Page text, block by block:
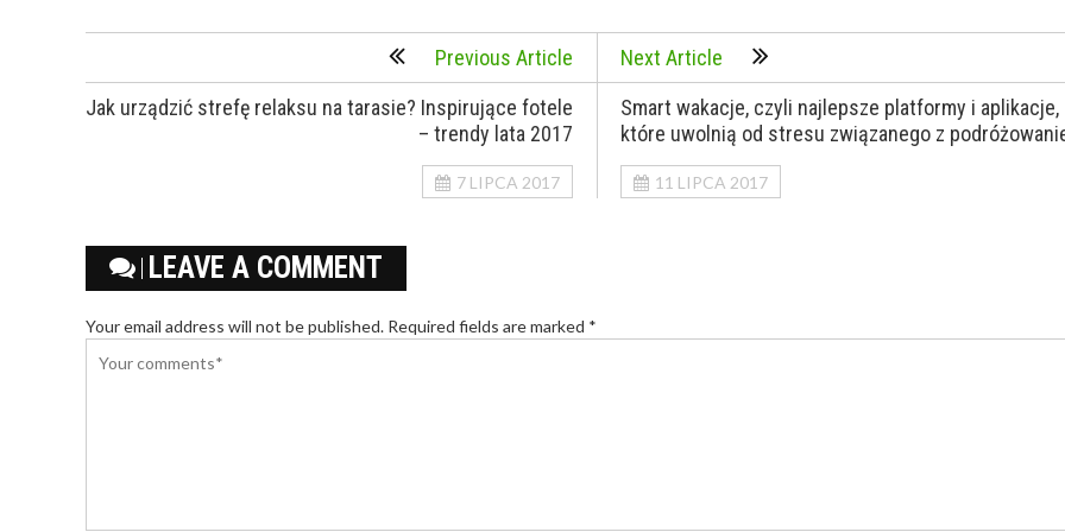
Previous Article
Jak urządzić strefę relaksu na tarasie? Inspirujące fotele
– trendy lata 2017
7 LIPCA 2017
Next Article
Smart wakacje, czyli najlepsze platformy i aplikacje,
które uwolnią od stresu związanego z
11 LIPCA 2017
LEAVE A COMMENT
Your email address will not be published. Required fields are marked *